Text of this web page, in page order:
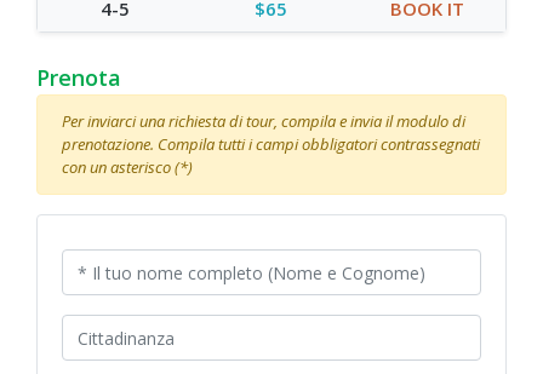
4-5
$65 BOOK IT
Prenota
Per inviarci una richiesta di tour, compila e invia il modulo di
prenotazione. Compila tutti i campi obbligatori contrassegnati
con un asterisco (*)